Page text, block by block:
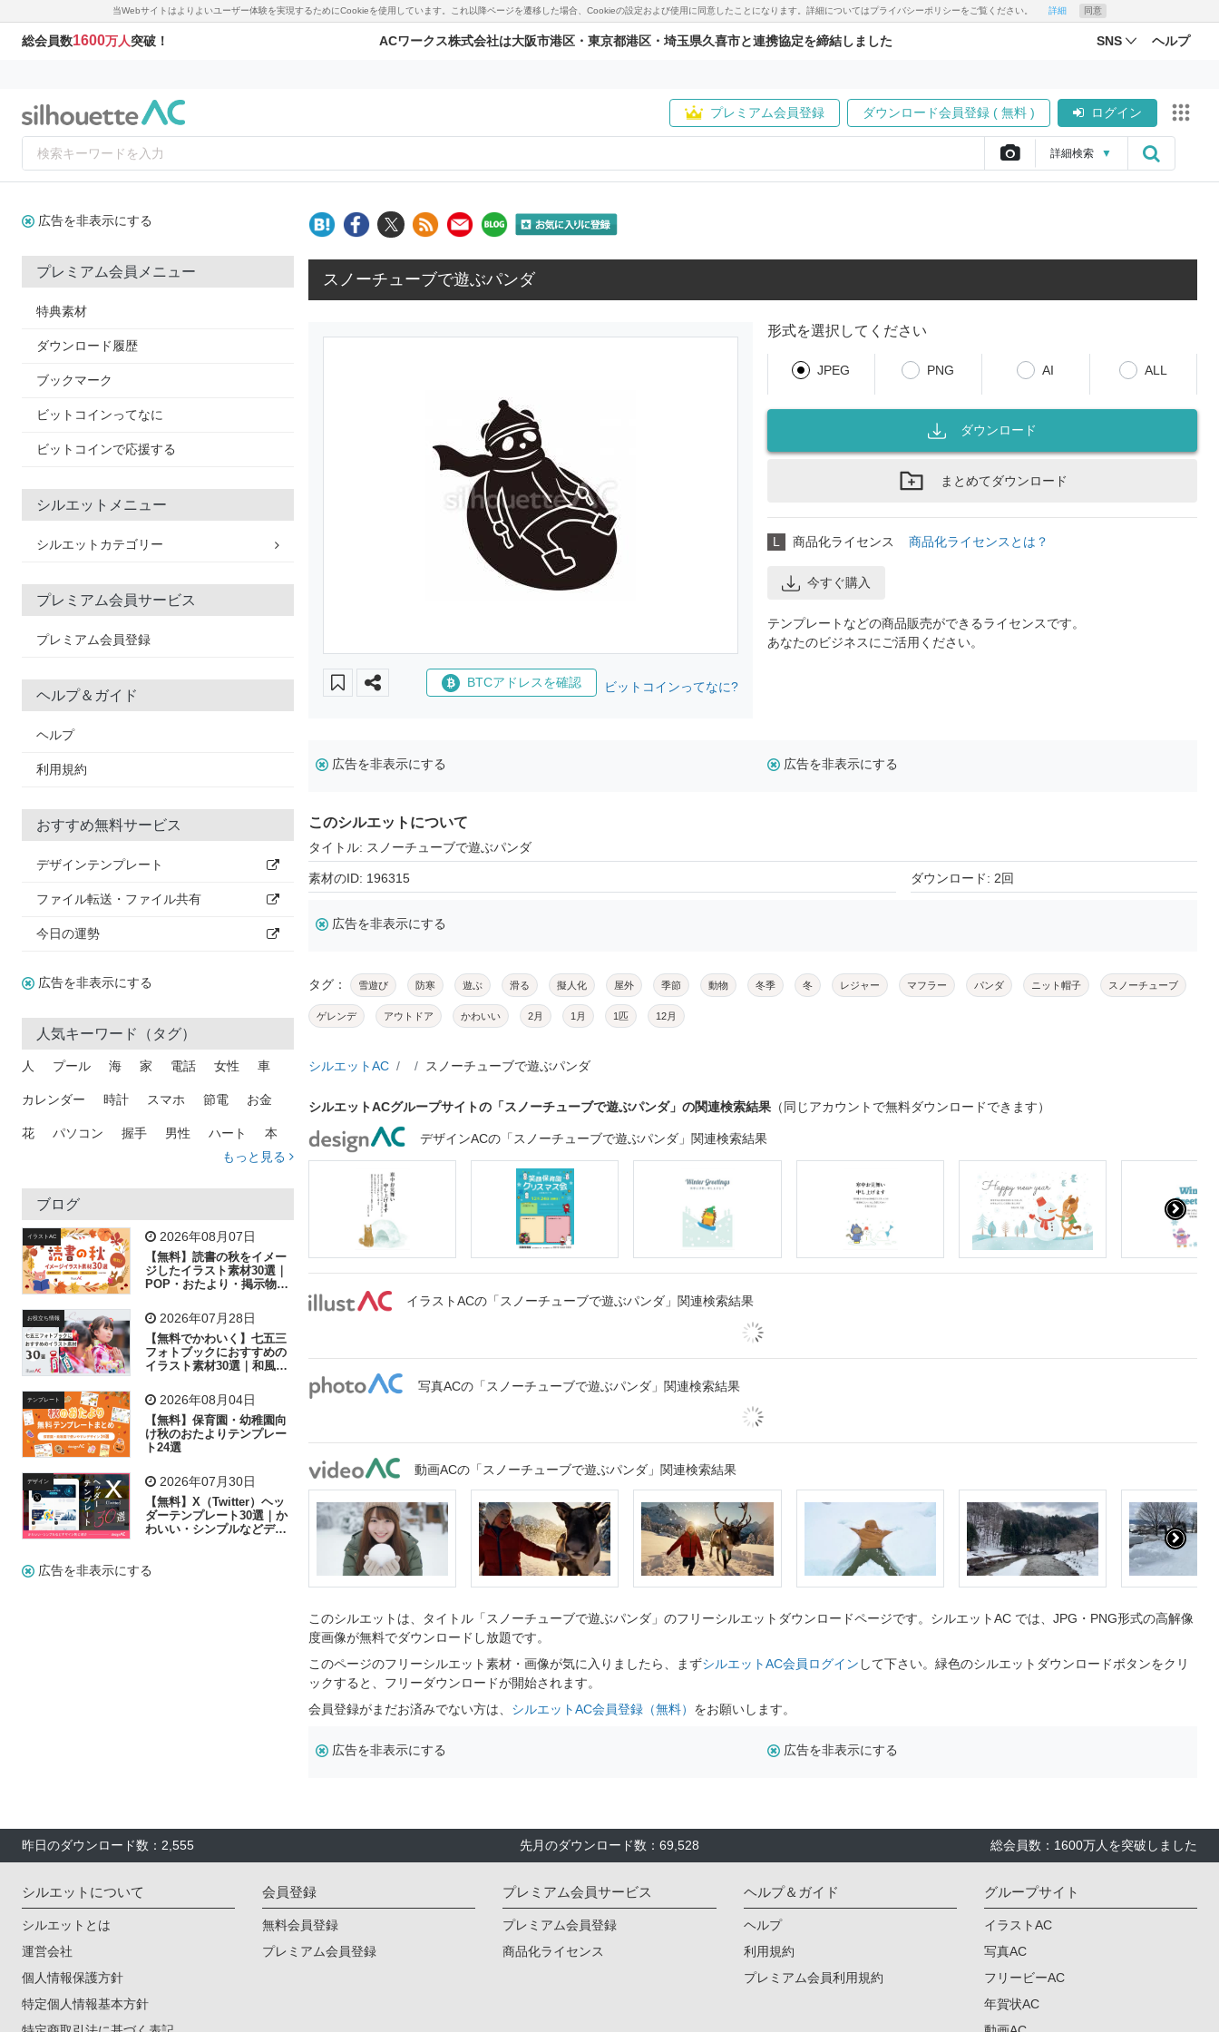
当Webサイトはよりよいユーザー体験を実現するためにCookieを使用しています。これ以降ページを遷移した場合、Cookieの設定および使用に同意したことになります。詳細についてはプライバシーポリシーをご覧ください。 詳細 同意
総会員数1600万人突破！ ACワークス株式会社は大阪市港区・東京都港区・埼玉県久喜市と連携協定を締結しました SNS ヘルプ
プレミアム会員登録 ダウンロード会員登録 ( 無料 ) ログイン
詳細検索 ▼
広告を非表示にする
プレミアム会員メニュー
特典素材
ダウンロード履歴
ブックマーク
ビットコインってなに
ビットコインで応援する
シルエットメニュー
シルエットカテゴリー
プレミアム会員サービス
プレミアム会員登録
ヘルプ＆ガイド
ヘルプ
利用規約
おすすめ無料サービス
デザインテンプレート
ファイル転送・ファイル共有
今日の運勢
広告を非表示にする
人気キーワード（タグ）
人 プール 海 家 電話 女性 車
カレンダー 時計 スマホ 節電 お金
花 パソコン 握手 男性 ハート 本
トラック 木
吹き出し
飛行機 グラフ ビル 魚 家族 書類
歩く 工場 会社 太陽 キラキラ
子供 作業員 葉 相談 ピクトグラム
もっと見る
ブログ
イラストAC 2026年08月07日
【無料】読書の秋をイメー
ジしたイラスト素材30選｜
POP・おたより・掲示物に
お役立ち情報 2026年07月28日
【無料でかわいく】七五三
フォトブックにおすすめの
イラスト素材30選｜和風の
テンプレート 2026年08月04日
【無料】保育園・幼稚園向
け秋のおたよりテンプレー
ト24選
デザイン 2026年07月30日
【無料】X（Twitter）ヘッ
ダーテンプレート30選｜か
わいい・シンプルなどデザ
広告を非表示にする
スノーチューブで遊ぶパンダ
BTCアドレスを確認 ビットコインってなに?
形式を選択してください
JPEG PNG AI ALL
ダウンロード
まとめてダウンロード
L 商品化ライセンス 商品化ライセンスとは？
今すぐ購入
テンプレートなどの商品販売ができるライセンスです。
あなたのビジネスにご活用ください。
広告を非表示にする 広告を非表示にする
このシルエットについて
タイトル: スノーチューブで遊ぶパンダ
素材のID: 196315 ダウンロード: 2回
広告を非表示にする
タグ： 雪遊び 防寒 遊ぶ 滑る 擬人化 屋外 季節 動物 冬季 冬 レジャー マフラー パンダ ニット帽子 スノーチューブ
ゲレンデ アウトドア かわいい 2月 1月 1匹 12月
シルエットAC スノーチューブで遊ぶパンダ
シルエットACグループサイトの「スノーチューブで遊ぶパンダ」の関連検索結果 （同じアカウントで無料ダウンロードできます）
デザインACの「スノーチューブで遊ぶパンダ」関連検索結果
イラストACの「スノーチューブで遊ぶパンダ」関連検索結果
写真ACの「スノーチューブで遊ぶパンダ」関連検索結果
動画ACの「スノーチューブで遊ぶパンダ」関連検索結果
このシルエットは、タイトル「スノーチューブで遊ぶパンダ」のフリーシルエットダウンロードページです。シルエットAC では、JPG・PNG形式の高解像
度画像が無料でダウンロードし放題です。
このページのフリーシルエット素材・画像が気に入りましたら、まずシルエットAC会員ログイン して下さい。緑色のシルエットダウンロードボタンをクリ
ックすると、フリーダウンロードが開始されます。
会員登録がまだお済みでない方は、 シルエットAC会員登録（無料） をお願いします。
広告を非表示にする 広告を非表示にする
昨日のダウンロード数：2,555 先月のダウンロード数：69,528 総会員数：1600万人を突破しました
シルエットについて
シルエットとは
運営会社
個人情報保護方針
特定個人情報基本方針
会員登録
無料会員登録
プレミアム会員登録
プレミアム会員サービス
プレミアム会員登録
商品化ライセンス
ヘルプ＆ガイド
ヘルプ
利用規約
プレミアム会員利用規約
グループサイト
イラストAC
写真AC
フリービーAC
年賀状AC